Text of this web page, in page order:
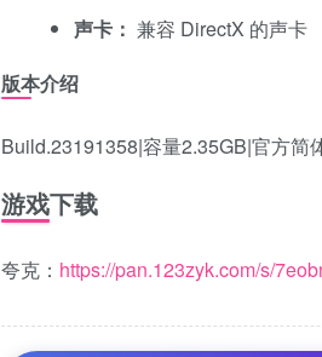
声卡： 兼容 DirectX 的声卡
版本介绍
Build.23191358|容量2.35GB|官方简
游戏下载
夸克： https://pan.123zyk.com/s/